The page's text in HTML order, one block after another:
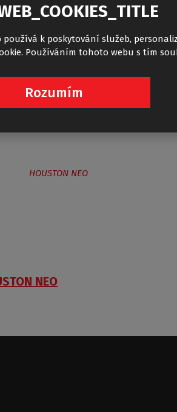
NEO
používá k poskytování služeb,
Používáním tohoto webu s tím
Rozumím